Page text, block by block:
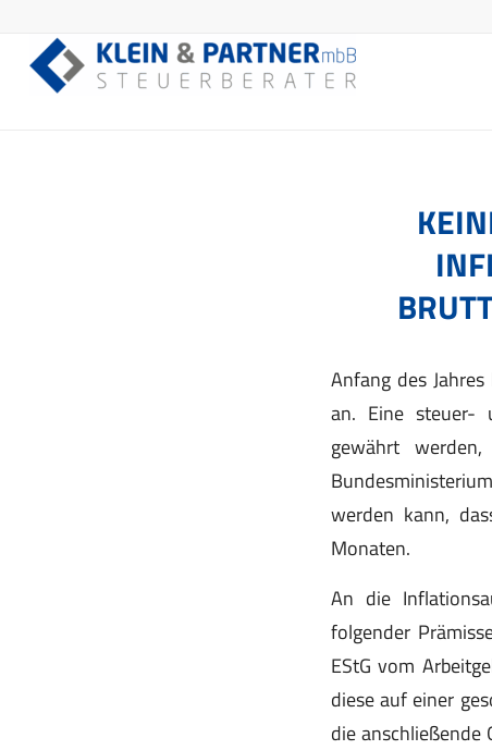
Anfang des
an. Eine steuer-
gewährt
werden kann,
Monaten.
An die
folgender
EStG vom
diese auf einer
die anschließende